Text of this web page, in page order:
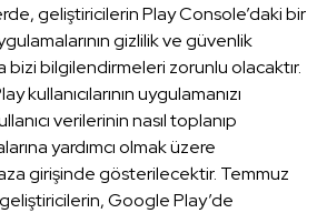
geliştiricilerin Play Console’daki bir
gizlilik ve güvenlik
bizi bilgilendirmeleri zorunlu olacaktır.
kullanıcılarının uygulamanızı
verilerinin nasıl toplanıp
yardımcı olmak üzere
girişinde gösterilecektir. Temmuz
Google Play’de